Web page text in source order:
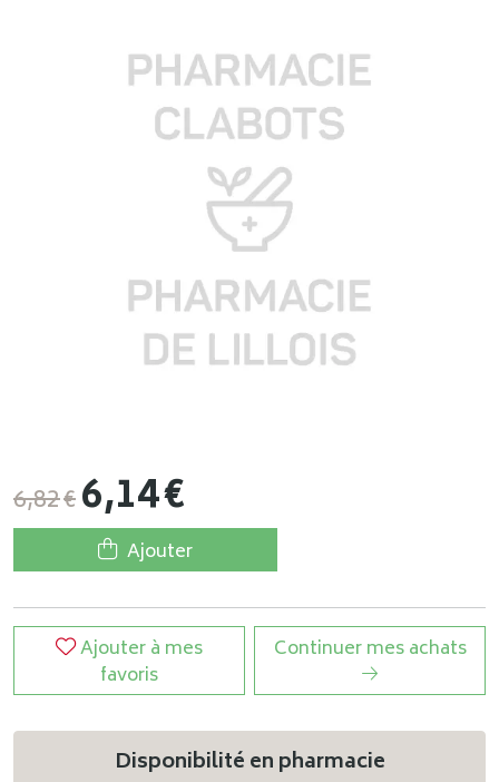
6,82€6,14€
Ajouter
Ajouter à mes
favoris
Continuer mes achats
Disponibilité en pharmacie